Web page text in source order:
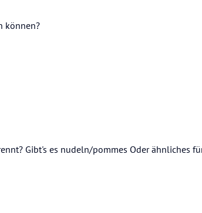
können?
Gibt's es nudeln/pommes Oder ähnliches